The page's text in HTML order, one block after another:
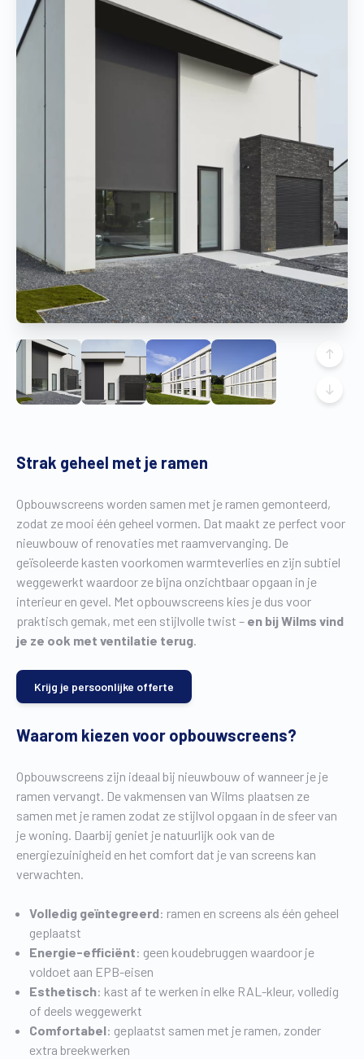
Vind een verdeler Offerte op maat
Gratis brochure
Strak geheel met je ramen
Opbouwscreens worden samen met je ramen gemonteerd,
zodat ze mooi één geheel vormen. Dat maakt ze perfect voor
nieuwbouw of renovaties met raamvervanging. De
geïsoleerde kasten voorkomen warmteverlies en zijn subtiel
weggewerkt waardoor ze bijna onzichtbaar opgaan in je
interieur en gevel. Met opbouwscreens kies je dus voor
praktisch gemak, met een stijlvolle twist – en bij Wilms vind
je ze ook met ventilatie terug.
Krijg je persoonlijke offerte
Waarom kiezen voor opbouwscreens?
Opbouwscreens zijn ideaal bij nieuwbouw of wanneer je je
ramen vervangt. De vakmensen van Wilms plaatsen ze
samen met je ramen zodat ze stijlvol opgaan in de sfeer van
je woning. Daarbij geniet je natuurlijk ook van de
energiezuinigheid en het comfort dat je van screens kan
verwachten.
Volledig geïntegreerd: ramen en screens als één geheel
geplaatst
Energie-efficiënt: geen koudebruggen waardoor je
voldoet aan EPB-eisen
Esthetisch: kast af te werken in elke RAL-kleur, volledig
of deels weggewerkt
Comfortabel: geplaatst samen met je ramen, zonder
extra breekwerken